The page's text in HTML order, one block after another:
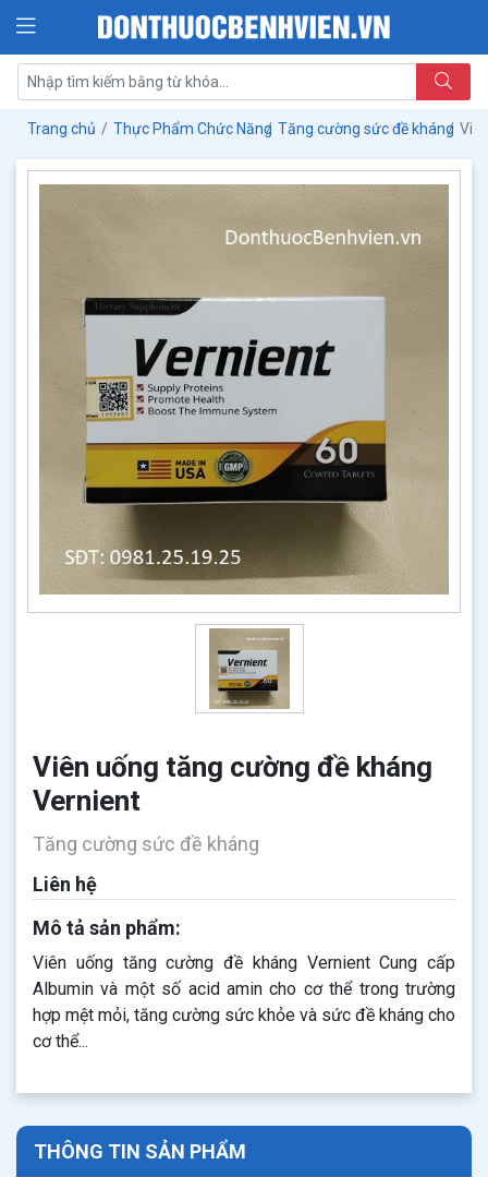
Trang chủ Thực Phẩm Chức Năng Tăng cường sức đề kháng
Viên uống tăng cường đề kháng
Vernient
Tăng cường sức đề kháng
Liên hệ
Mô tả sản phẩm:
Viên uống tăng cường đề kháng Vernient Cung cấp
Albumin và một số acid amin cho cơ thể trong trường
hợp mệt mỏi, tăng cường sức khỏe và sức đề kháng cho
cơ thể...
THÔNG TIN SẢN PHẨM